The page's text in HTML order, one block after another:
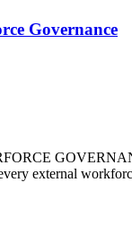
Governance
external